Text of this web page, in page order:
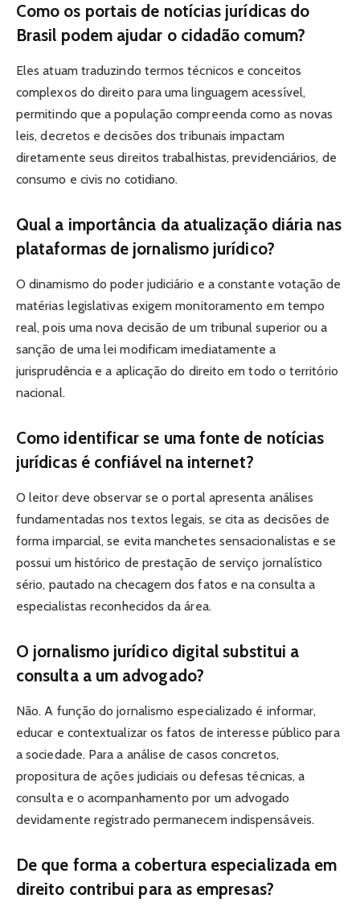
Como os portais de notícias jurídicas do
Brasil podem ajudar o cidadão comum?
Eles atuam traduzindo termos técnicos e conceitos
complexos do direito para uma linguagem acessível,
permitindo que a população compreenda como as novas
leis, decretos e decisões dos tribunais impactam
diretamente seus direitos trabalhistas, previdenciários, de
consumo e civis no cotidiano.
Qual a importância da atualização diária nas
plataformas de jornalismo jurídico?
O dinamismo do poder judiciário e a constante votação de
matérias legislativas exigem monitoramento em tempo
real, pois uma nova decisão de um tribunal superior ou a
sanção de uma lei modificam imediatamente a
jurisprudência e a aplicação do direito em todo o território
nacional.
Como identificar se uma fonte de notícias
jurídicas é confiável na internet?
O leitor deve observar se o portal apresenta análises
fundamentadas nos textos legais, se cita as decisões de
forma imparcial, se evita manchetes sensacionalistas e se
possui um histórico de prestação de serviço jornalístico
sério, pautado na checagem dos fatos e na consulta a
especialistas reconhecidos da área.
O jornalismo jurídico digital substitui a
consulta a um advogado?
Não. A função do jornalismo especializado é informar,
educar e contextualizar os fatos de interesse público para
a sociedade. Para a análise de casos concretos,
propositura de ações judiciais ou defesas técnicas, a
consulta e o acompanhamento por um advogado
devidamente registrado permanecem indispensáveis.
De que forma a cobertura especializada em
direito contribui para as empresas?